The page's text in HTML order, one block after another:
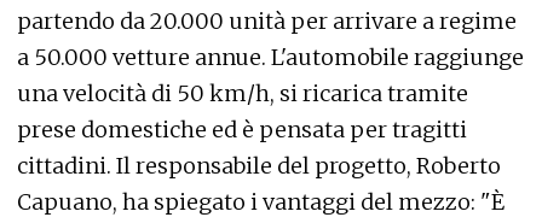
partendo da 20.000 unità per arrivare a regime
a 50.000 vetture annue. L'automobile raggiunge
una velocità di 50 km/h, si ricarica tramite
prese domestiche ed è pensata per tragitti
cittadini. Il responsabile del progetto, Roberto
Capuano, ha spiegato i vantaggi del mezzo: "È